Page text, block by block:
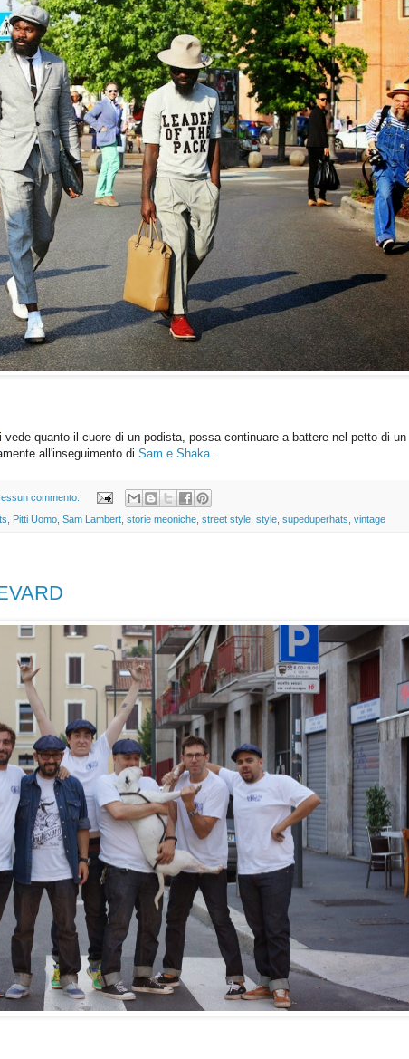
vede quanto il cuore di un podista, possa continuare a battere nel petto di un
all'inseguimento di Sam e Shaka
commento:
Pitti Uomo Sam Lambert storie meoniche street style style supeduperhats vintage